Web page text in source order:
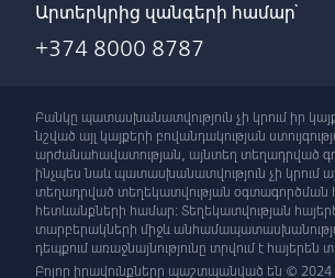
Արտերկրից զանգերի համար՝
+374 8000 8787
Բանկը պատասխանատվություն չի կրում իր
նշված այլ կայքերի բովանդակության
արժանահավատության, այնտեղ տեղադրված
ինչպես նաև պատասխանատվություն չի կրում
տեղադրված տեղեկատվության օգտագործման
հետևանքների համար: Տեղեկատվության
տարբերակների միջև
դեպքում առաջնայնությունը տրվում է հայերեն
Բոլոր իրավունքները պաշտպանված են © 2024